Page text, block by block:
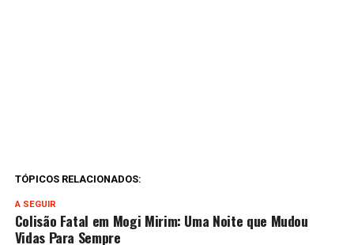
TÓPICOS RELACIONADOS:
A SEGUIR
Colisão Fatal em Mogi Mirim: Uma Noite que Mudou
Vidas Para Sempre